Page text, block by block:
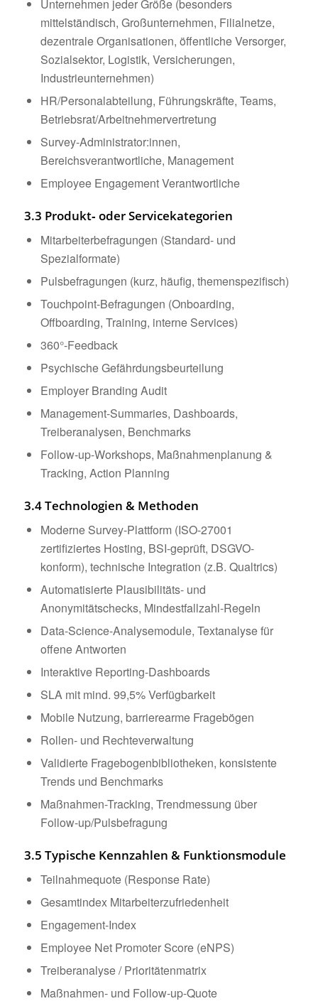
Unternehmen jeder Größe (besonders
mittelständisch, Großunternehmen, Filialnetze,
dezentrale Organisationen, öffentliche Versorger,
Sozialsektor, Logistik, Versicherungen,
Industrieunternehmen)
HR/Personalabteilung, Führungskräfte, Teams,
Betriebsrat/Arbeitnehmervertretung
Survey-Administrator:innen,
Bereichsverantwortliche, Management
Employee Engagement Verantwortliche
3.3 Produkt‑ oder Servicekategorien
Mitarbeiterbefragungen (Standard- und
Spezialformate)
Pulsbefragungen (kurz, häufig, themenspezifisch)
Touchpoint-Befragungen (Onboarding,
Offboarding, Training, interne Services)
360°-Feedback
Psychische Gefährdungsbeurteilung
Employer Branding Audit
Management-Summaries, Dashboards,
Treiberanalysen, Benchmarks
Follow-up-Workshops, Maßnahmenplanung &
Tracking, Action Planning
3.4 Technologien & Methoden
Moderne Survey-Plattform (ISO-27001
zertifiziertes Hosting, BSI-geprüft, DSGVO-
konform), technische Integration (z.B. Qualtrics)
Automatisierte Plausibilitäts- und
Anonymitätschecks, Mindestfallzahl-Regeln
Data-Science-Analysemodule, Textanalyse für
offene Antworten
Interaktive Reporting-Dashboards
SLA mit mind. 99,5% Verfügbarkeit
Mobile Nutzung, barrierearme Fragebögen
Rollen- und Rechteverwaltung
Validierte Fragebogenbibliotheken, konsistente
Trends und Benchmarks
Maßnahmen-Tracking, Trendmessung über
Follow-up/Pulsbefragung
3.5 Typische Kennzahlen & Funktionsmodule
Teilnahmequote (Response Rate)
Gesamtindex Mitarbeiterzufriedenheit
Engagement-Index
Employee Net Promoter Score (eNPS)
Treiberanalyse / Prioritätenmatrix
Maßnahmen- und Follow-up-Quote